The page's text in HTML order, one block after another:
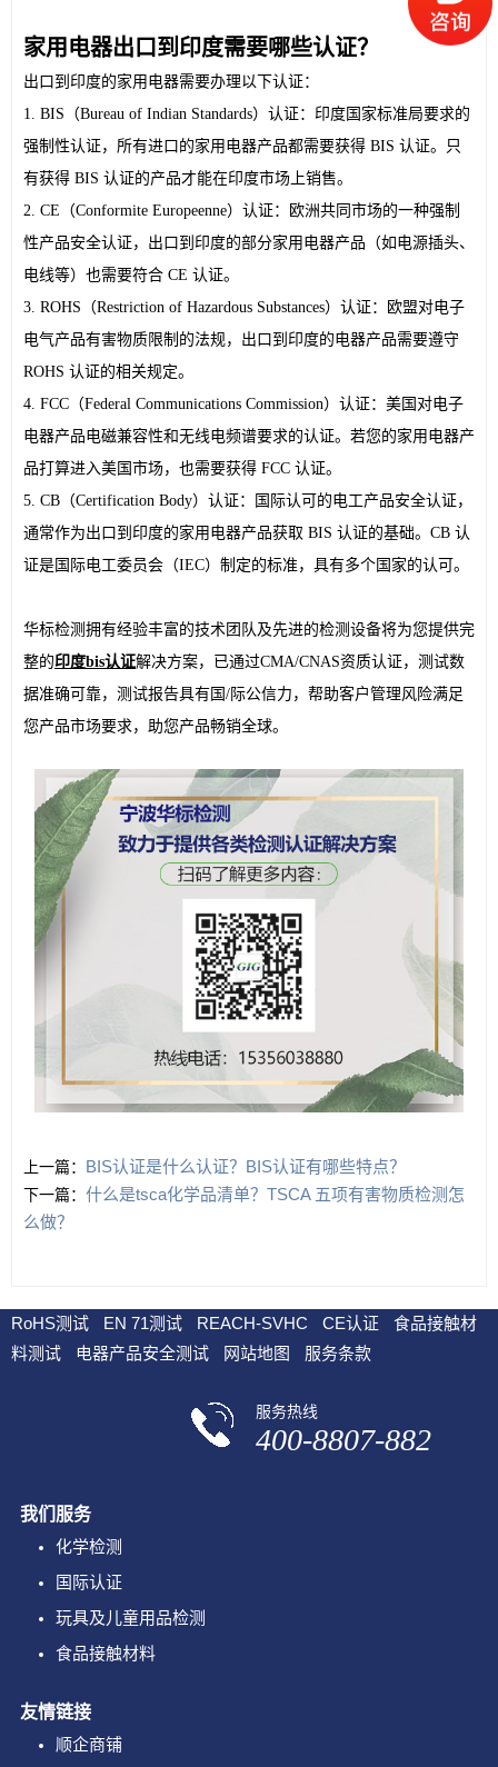
家用电器出口到印度需要哪些认证？
出口到印度的家用电器需要办理以下认证：
1. BIS（Bureau of Indian Standards）认证：印度国家标准局要求的
强制性认证，所有进口的家用电器产品都需要获得 BIS 认证。只
有获得 BIS 认证的产品才能在印度市场上销售。
2. CE（Conformite Europeenne）认证：欧洲共同市场的一种强制
性产品安全认证，出口到印度的部分家用电器产品（如电源插头、
电线等）也需要符合 CE 认证。
3. ROHS（Restriction of Hazardous Substances）认证：欧盟对电子
电气产品有害物质限制的法规，出口到印度的电器产品需要遵守
ROHS 认证的相关规定。
4. FCC（Federal Communications Commission）认证：美国对电子
电器产品电磁兼容性和无线电频谱要求的认证。若您的家用电器产
品打算进入美国市场，也需要获得 FCC 认证。
5. CB（Certification Body）认证：国际认可的电工产品安全认证，
通常作为出口到印度的家用电器产品获取 BIS 认证的基础。CB 认
证是国际电工委员会（IEC）制定的标准，具有多个国家的认可。
华标检测拥有经验丰富的技术团队及先进的检测设备将为您提供完
整的印度bis认证解决方案，已通过CMA/CNAS资质认证，测试数
据准确可靠，测试报告具有国/际公信力，帮助客户管理风险满足
您产品市场要求，助您产品畅销全球。
上一篇： BIS认证是什么认证？BIS认证有哪些特点？
下一篇： 什么是tsca化学品清单？TSCA 五项有害物质检测怎
么做？
RoHS测试 EN 71测试 REACH-SVHC CE认证
食品接触材
料测试
电器产品安全测试 网站地图 服务条款
服务热线
400-8807-882
我们服务
化学检测
国际认证
玩具及儿童用品检测
食品接触材料
友情链接
顺企商铺